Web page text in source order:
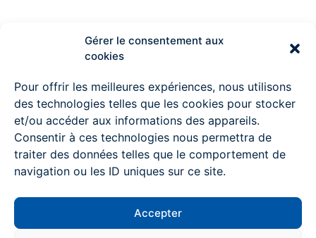
Gérer le consentement aux
cookies
Pour offrir les meilleures expériences, nous utilisons
des technologies telles que les cookies pour stocker
et/ou accéder aux informations des appareils.
Consentir à ces technologies nous permettra de
traiter des données telles que le comportement de
navigation ou les ID uniques sur ce site.
Accepter
Couvreur Deauville
Couvreur Ouistreham
Couvreur à Pont l’Evêque
Couvreur Mondeville